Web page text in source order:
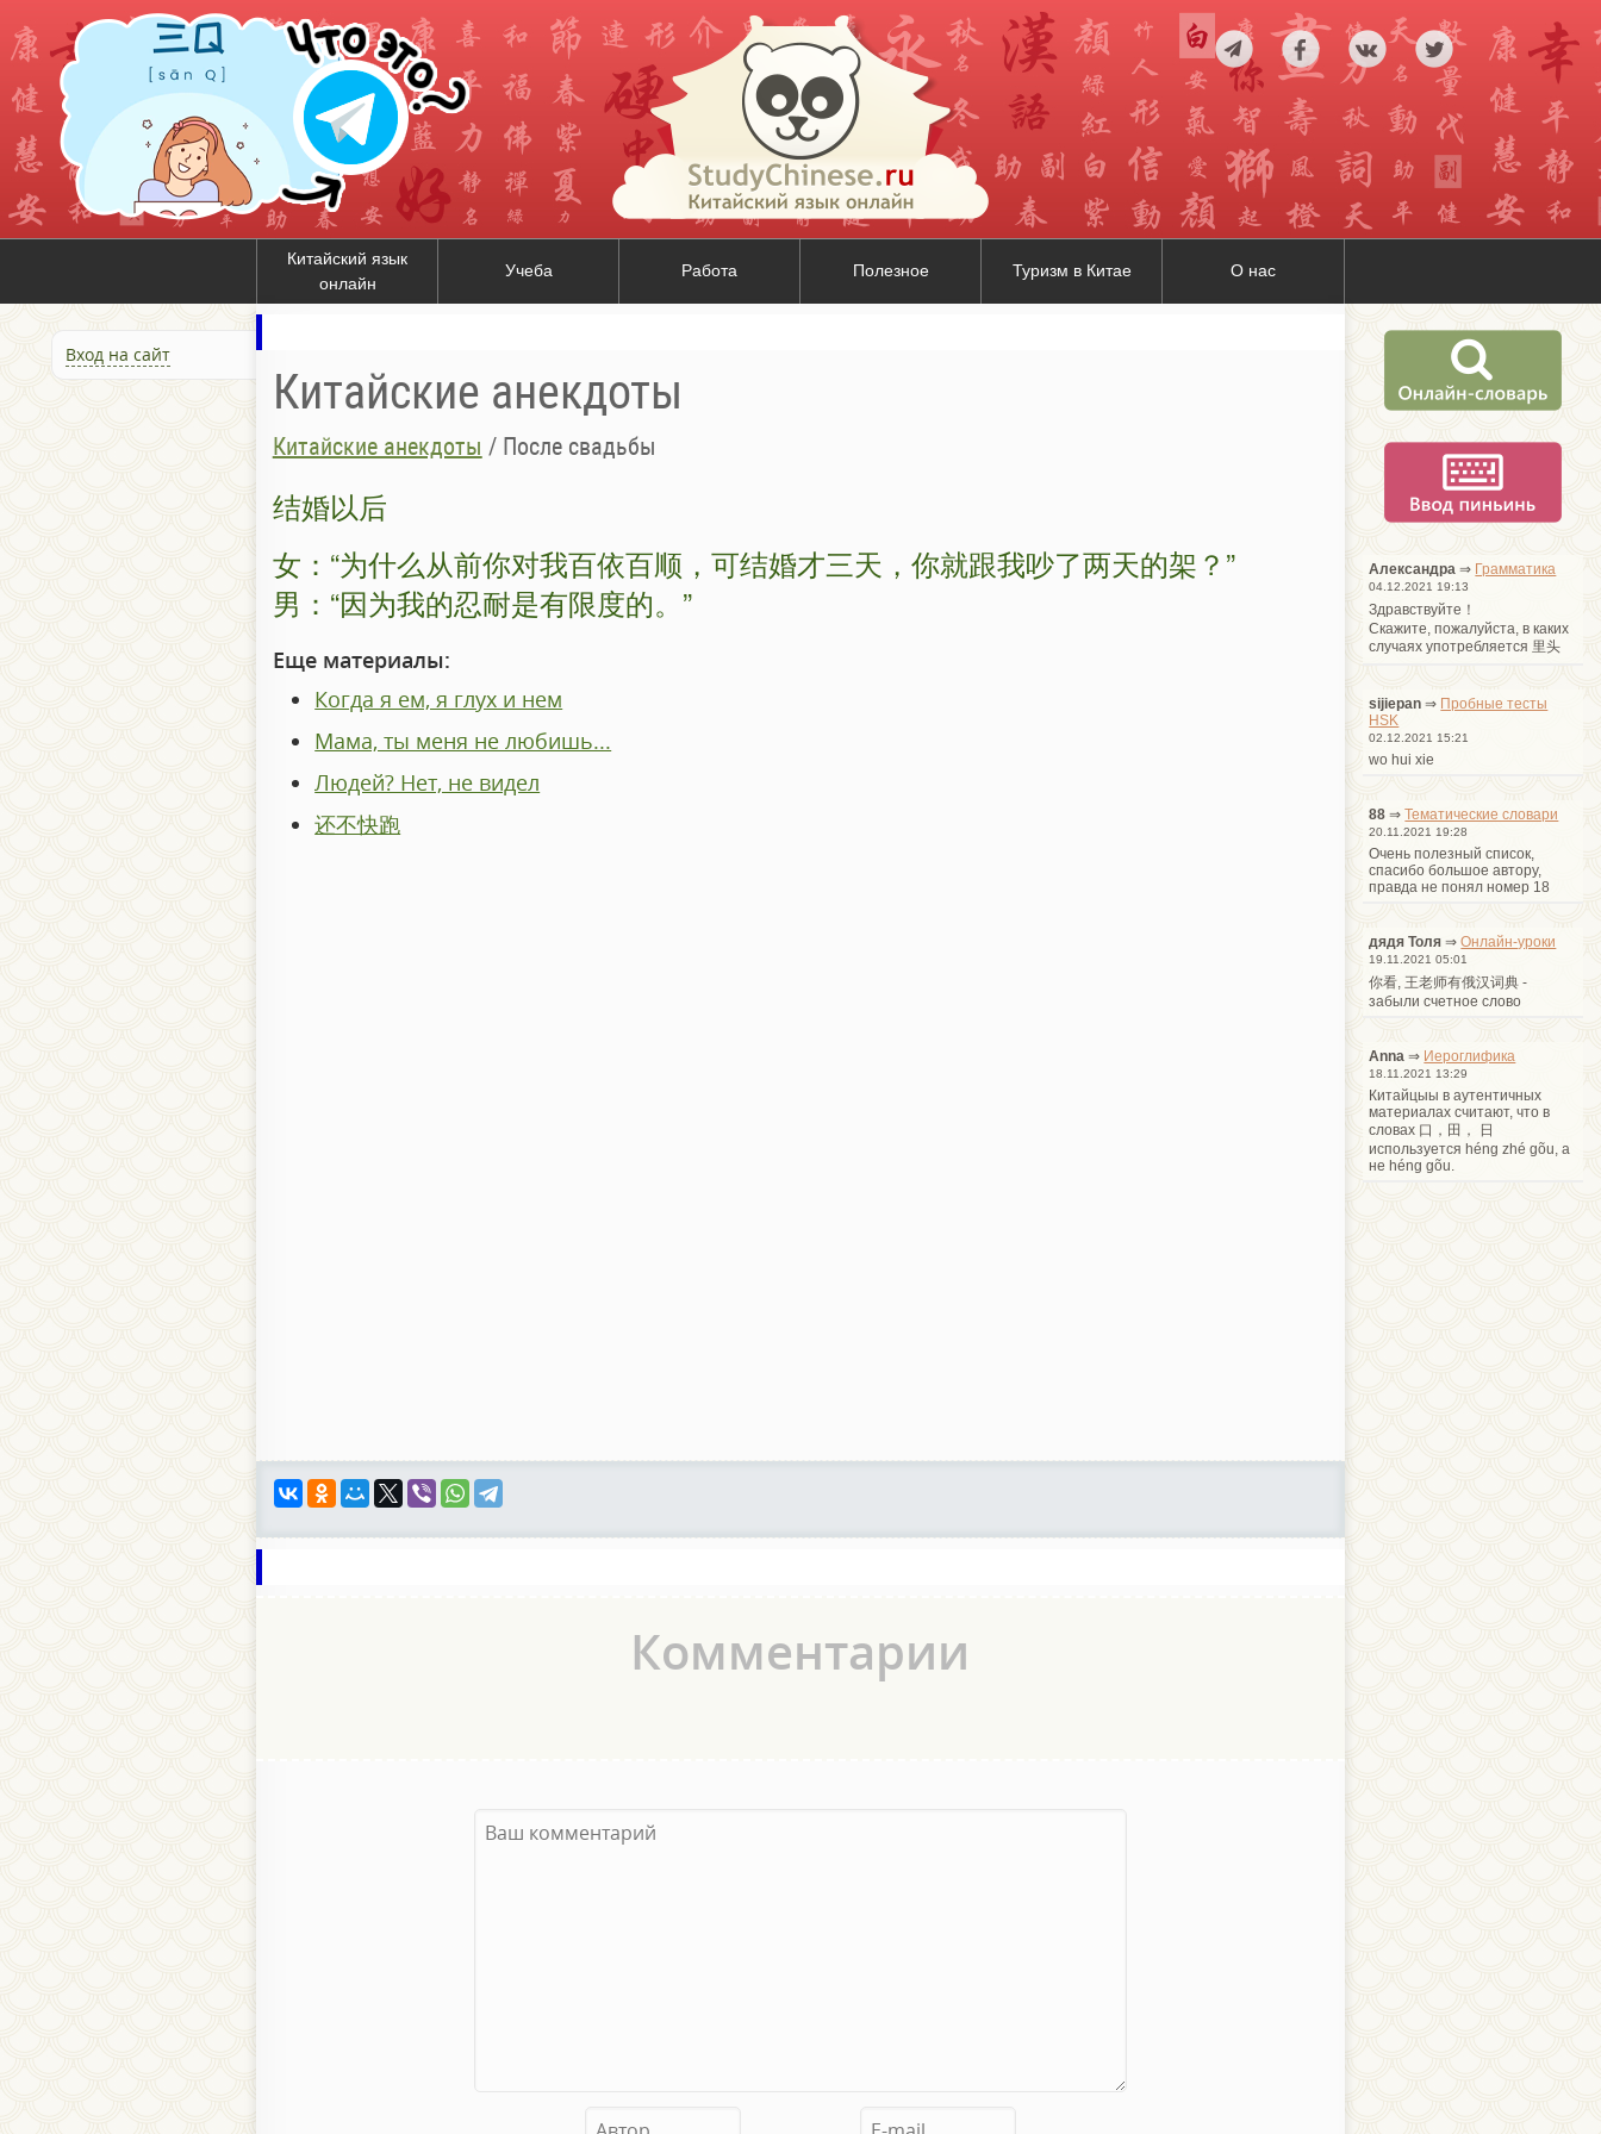
Китайский язык
онлайн
Учеба Работа Полезное Туризм в Китае О нас
Вход на сайт
Китайские анекдоты
Китайские анекдоты / После свадьбы
结婚以后
女：“为什么从前你对我百依百顺，可结婚才三天，你就跟我吵了两天的架？”
男：“因为我的忍耐是有限度的。”
Еще материалы:
Когда я ем, я глух и нем
Мама, ты меня не любишь...
Людей? Нет, не видел
还不快跑
Комментарии
Александра ⇒ Грамматика
04.12.2021 19:13
Здравствуйте！
Cкажите, пожалуйста, в каких
случаях употребляется 里头
sijiepan ⇒ Пробные тесты
HSK
02.12.2021 15:21
wo hui xie
88 ⇒Тематические словари
20.11.2021 19:28
Очень полезный список,
спасибо большое автору,
правда не понял номер 18
дядя Толя ⇒Онлайн-уроки
19.11.2021 05:01
你看, 王老师有俄汉词典 -
забыли счетное слово
Anna ⇒ Иероглифика
18.11.2021 13:29
Китайцыы в аутентичных
материалах считают, что в
словах 口，田， 日
используется héng zhé gõu, а
не héng gõu.